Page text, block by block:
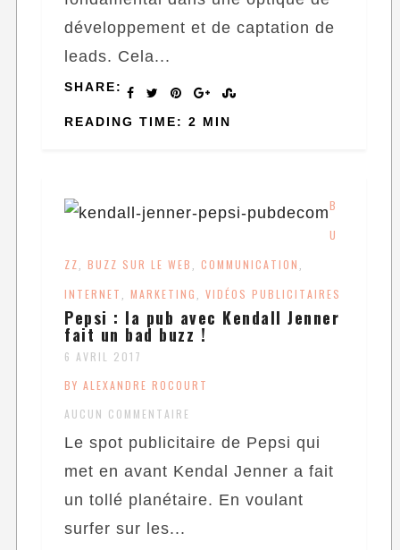
développement et de captation de
leads. Cela...
SHARE:
READING TIME: 2 MIN
B
U
ZZ
BUZZ SUR LE WEB ,COMMUNICATION
INTERNET MARKETING ,VIDÉOS PUBLICITAIRES
Pepsi : la pub avec Kendall Jenner
fait un bad buzz !
6 AVRIL 2017
BY ALEXANDRE ROCOURT
AUCUN COMMENTAIRE
Le spot publicitaire de Pepsi qui
met en avant Kendal Jenner a fait
un tollé planétaire. En voulant
surfer sur les...